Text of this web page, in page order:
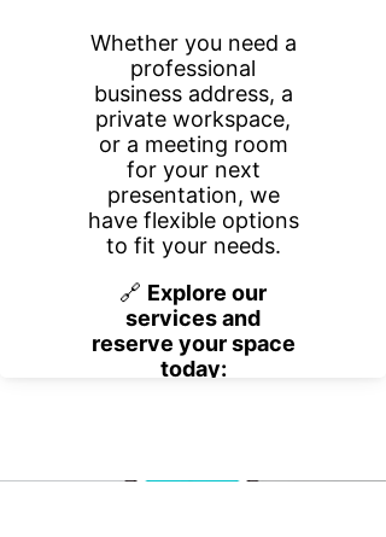
עדיין לא פורסמו פוסטים
בשפה זו
כשיתפרסמו פוסטים, הם יופיעו כאן.